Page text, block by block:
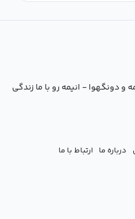
و دونگهوا - انیمه رو با ما زندگی
درباره ما ارتباط با ما